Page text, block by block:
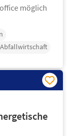
möglich
Abfallwirtschaft